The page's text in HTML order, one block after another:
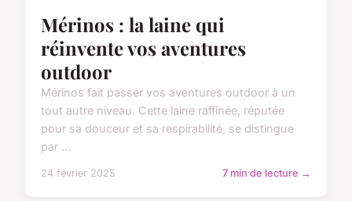
Mérinos : la laine qui
réinvente vos aventures
outdoor
Mérinos fait passer vos aventures outdoor à un
tout autre niveau. Cette laine raffinée, réputée
pour sa douceur et sa respirabilité, se distingue
par ...
24 février 2025 7 min de lecture →